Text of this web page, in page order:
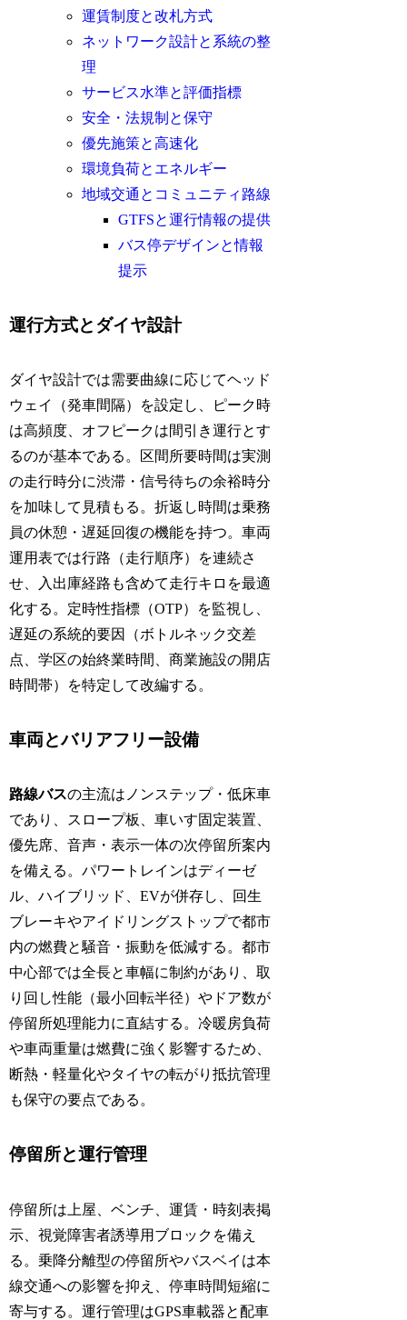
運賃制度と改札方式
ネットワーク設計と系統の整
理
サービス水準と評価指標
安全・法規制と保守
優先施策と高速化
環境負荷とエネルギー
地域交通とコミュニティ路線
GTFSと運行情報の提供
バス停デザインと情報
提示
運行方式とダイヤ設計
ダイヤ設計では需要曲線に応じてヘッド
ウェイ（発車間隔）を設定し、ピーク時
は高頻度、オフピークは間引き運行とす
るのが基本である。区間所要時間は実測
の走行時分に渋滞・信号待ちの余裕時分
を加味して見積もる。折返し時間は乗務
員の休憩・遅延回復の機能を持つ。車両
運用表では行路（走行順序）を連続さ
せ、入出庫経路も含めて走行キロを最適
化する。定時性指標（OTP）を監視し、
遅延の系統的要因（ボトルネック交差
点、学区の始終業時間、商業施設の開店
時間帯）を特定して改編する。
車両とバリアフリー設備
路線バスの主流はノンステップ・低床車
であり、スロープ板、車いす固定装置、
優先席、音声・表示一体の次停留所案内
を備える。パワートレインはディーゼ
ル、ハイブリッド、EVが併存し、回生
ブレーキやアイドリングストップで都市
内の燃費と騒音・振動を低減する。都市
中心部では全長と車幅に制約があり、取
り回し性能（最小回転半径）やドア数が
停留所処理能力に直結する。冷暖房負荷
や車両重量は燃費に強く影響するため、
断熱・軽量化やタイヤの転がり抵抗管理
も保守の要点である。
停留所と運行管理
停留所は上屋、ベンチ、運賃・時刻表掲
示、視覚障害者誘導用ブロックを備え
る。乗降分離型の停留所やバスベイは本
線交通への影響を抑え、停車時間短縮に
寄与する。運行管理はGPS車載器と配車